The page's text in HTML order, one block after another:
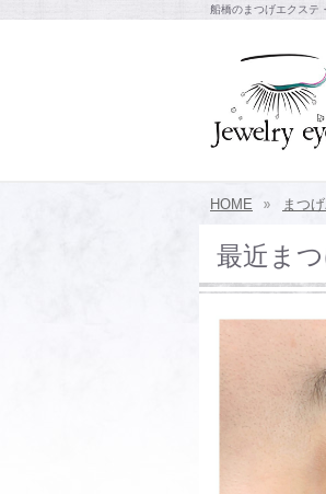
船橋のまつげエクステ
HOME まつ
最近ま